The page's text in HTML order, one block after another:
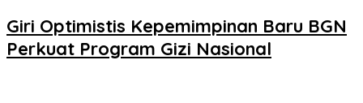
Giri Optimistis Kepemimpinan Baru BGN
Perkuat Program Gizi Nasional